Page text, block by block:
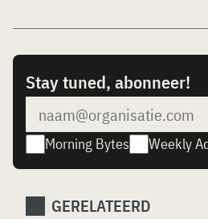
Stay tuned, abonneer!
Morning Bytes Weekly
GERELATEERD